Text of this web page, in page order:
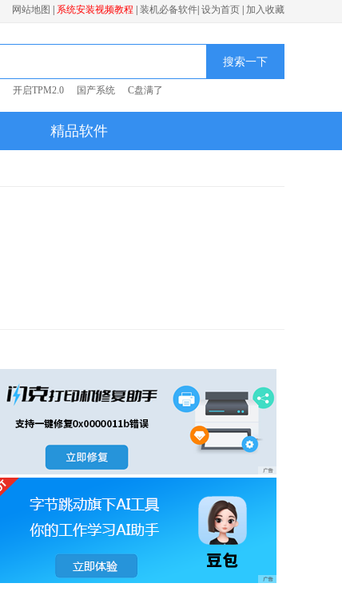
网站地图 系统安装视频教程 装机必备软件 设为首页 加入收藏
搜索一下
开启TPM2.0 国产系统 C盘满了
精品软件